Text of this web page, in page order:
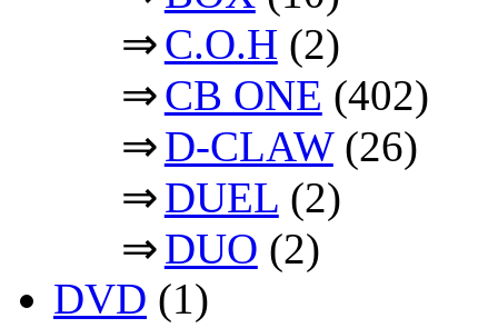
⇒C.O.H (2)
⇒CB ONE (402)
⇒D-CLAW(26)
⇒DUEL (2)
⇒DUO (2)
DVD (1)